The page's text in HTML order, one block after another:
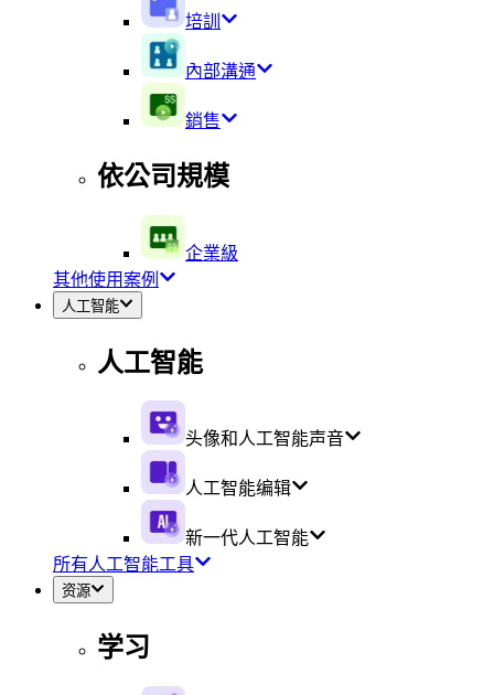
培訓
內部溝通
銷售
依公司規模
企業級
其他使用案例
人工智能
人工智能
头像和人工智能声音
人工智能编辑
新一代人工智能
所有人工智能工具
资源
学习